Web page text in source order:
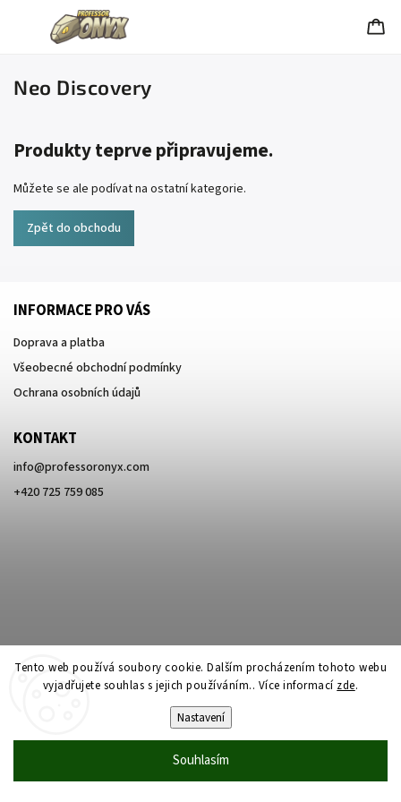
Tento web používá soubory cookie. Dalším procházením tohoto webu
vyjadřujete souhlas s jejich používáním.. Více informací zde.
Nastavení
Souhlasím
Neo Discovery
Produkty teprve připravujeme.
Můžete se ale podívat na ostatní kategorie.
Zpět do obchodu
INFORMACE PRO VÁS
Doprava a platba
Všeobecné obchodní podmínky
Ochrana osobních údajů
KONTAKT
info@professoronyx.com
+420 725 759 085
Professor Onyx. Všechna práva vyhrazena.
VytvořilShoptet| DesignShoptak.cz